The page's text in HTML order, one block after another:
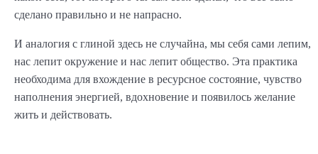
сделано правильно и не напрасно.
И аналогия с глиной здесь не случайна, мы себя сами лепим,
нас лепит окружение и нас лепит общество. Эта практика
необходима для вхождение в ресурсное состояние, чувство
наполнения энергией, вдохновение и появилось желание
жить и действовать.